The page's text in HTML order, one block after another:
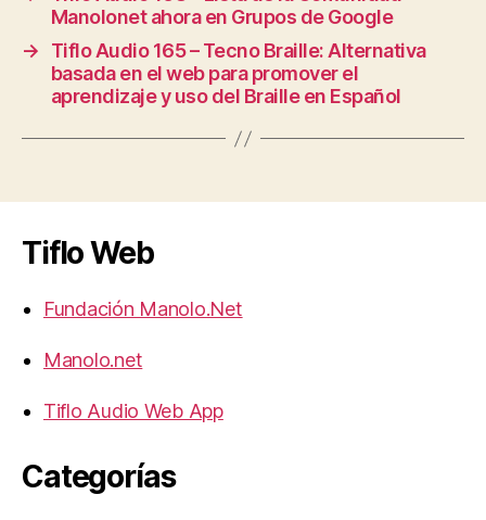
Manolonet ahora en Grupos de Google
→
Tiflo Audio 165 – Tecno Braille: Alternativa
basada en el web para promover el
aprendizaje y uso del Braille en Español
Tiflo Web
Fundación Manolo.Net
Manolo.net
Tiflo Audio Web App
Categorías